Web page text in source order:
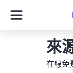
來
在線免